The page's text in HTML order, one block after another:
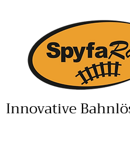
Innovative